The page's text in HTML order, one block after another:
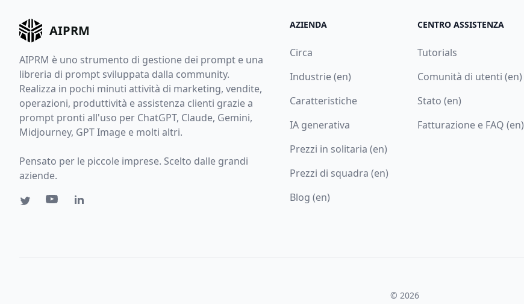
AIPRM
AIPRM è uno strumento di gestione dei prompt e una
libreria di prompt sviluppata dalla community.
Realizza in pochi minuti attività di marketing, vendite,
operazioni, produttività e assistenza clienti grazie a
prompt pronti all'uso per ChatGPT, Claude, Gemini,
Midjourney, GPT Image e molti altri.
Pensato per le piccole imprese. Scelto dalle grandi
aziende.
AZIENDA
Circa
Industrie (en)
Caratteristiche
IA generativa
Prezzi in solitaria (en)
Prezzi di squadra (en)
Blog (en)
CENTRO ASSISTENZA
Tutorials
Comunità di utenti (en)
Stato (en)
Fatturazione e FAQ (en)
© 2026